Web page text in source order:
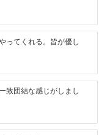
ってくれる。皆が優し
致団結な感じがしまし